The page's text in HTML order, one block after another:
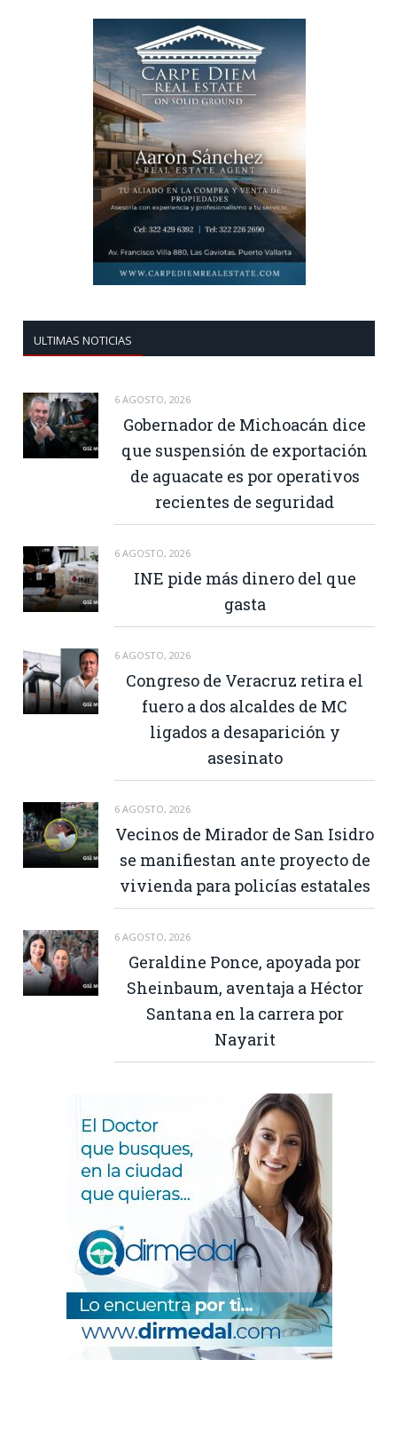
ULTIMAS NOTICIAS
6 AGOSTO, 2026
Gobernador de Michoacán dice
que suspensión de exportación
de aguacate es por operativos
recientes de seguridad
6 AGOSTO, 2026
INE pide más dinero del que
gasta
6 AGOSTO, 2026
Congreso de Veracruz retira el
fuero a dos alcaldes de MC
ligados a desaparición y
asesinato
6 AGOSTO, 2026
Vecinos de Mirador de San Isidro
se manifiestan ante proyecto de
vivienda para policías estatales
6 AGOSTO, 2026
Geraldine Ponce, apoyada por
Sheinbaum, aventaja a Héctor
Santana en la carrera por
Nayarit